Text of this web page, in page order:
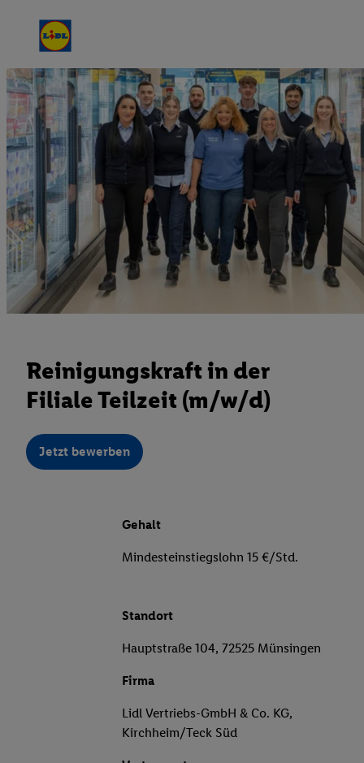
Reinigungskraft in der
Filiale Teilzeit (m/w/d)
Jetzt bewerben
Gehalt
Mindesteinstiegslohn 15 €/Std.
Standort
Hauptstraße 104, 72525 Münsingen
Firma
Lidl Vertriebs-GmbH & Co. KG,
Kirchheim/Teck Süd